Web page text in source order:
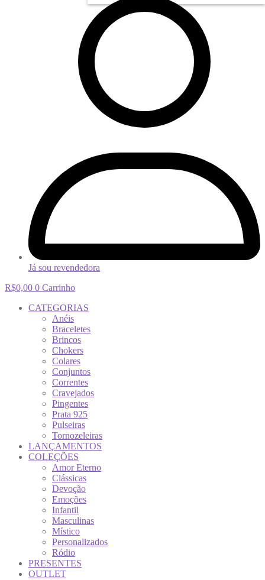
Já sou revendedora
R$0,00 0 Carrinho
CATEGORIAS
Anéis
Braceletes
Brincos
Chokers
Colares
Conjuntos
Correntes
Cravejados
Pingentes
Prata 925
Pulseiras
Tornozeleiras
LANÇAMENTOS
COLEÇÕES
Amor Eterno
Clássicas
Devoção
Emoções
Infantil
Masculinas
Místico
Personalizados
Ródio
PRESENTES
OUTLET